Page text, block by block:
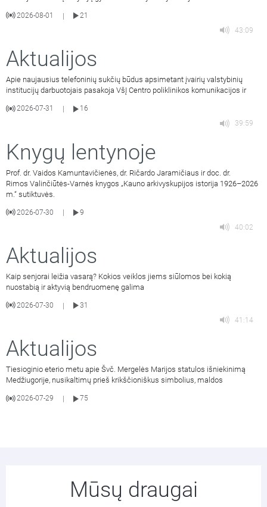
2026-08-01 |
21
43:09
Aktualijos
Apie naujausius telefoninių sukčių būdus apsimetant įvairių valstybinių
institucijų darbuotojais pasakoja VšĮ Centro poliklinikos komunikacijos ir
2026-07-31
16
39:59
Knygų lentynoje
Prof. dr. Vaidos Kamuntavičienės, dr. Ričardo Jaramičiaus ir doc. dr.
Rimos Valinčiūtės-Varnės knygos „Kauno arkivyskupijos istorija 1926–2026
m.“ sutiktuvės.
2026-07-30
9
40:02
Aktualijos
Kaip senjorai leižia vasarą? Kokios veiklos jiems siūlomos bei kokią
nuostabią ir aktyvią bendruomenę galima
2026-07-30 |
31
41:14
Aktualijos
Tiesioginio eterio metu apie Švč. Mergelės Marijos statulos išniekinimą
Medžiugorije, nusikaltimų prieš krikščioniškus simbolius, maldos
2026-07-29 75
Mūsų draugai